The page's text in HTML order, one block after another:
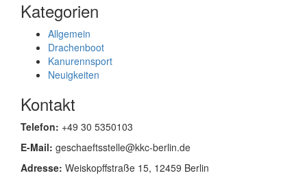
Kategorien
Allgemein
Drachenboot
Kanurennsport
Neuigkeiten
Kontakt
Telefon: +49 30 5350103
E-Mail: geschaeftsstelle@kkc-berlin.de
Adresse: Weiskopffstraße 15, 12459 Berlin